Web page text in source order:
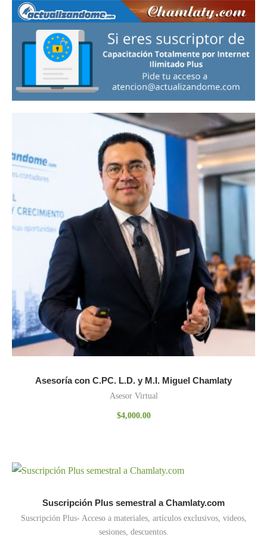
Asesoría con C.PC. L.D. y M.I. Miguel Chamlaty
Asesor Virtual
$4,000.00
Suscripción Plus semestral a Chamlaty.com
Suscripción Plus- Acceso a materiales, artículos exclusivos, videos,
sesiones, descuentos.